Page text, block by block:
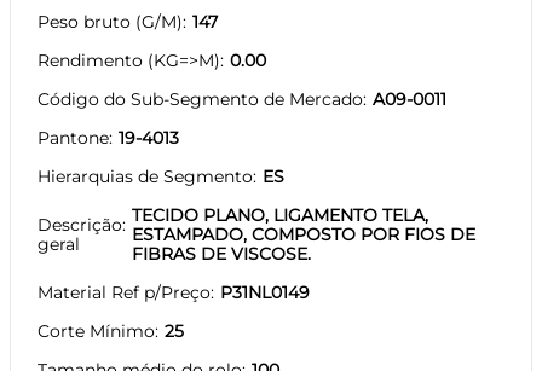
Peso bruto (G/M) 147
Rendimento (KG=>M) 0.00
Código do Sub-Segmento de Mercado A09-0011
Pantone 19-4013
Hierarquias de Segmento ES
Descrição
geral
TECIDO PLANO, LIGAMENTO TELA,
ESTAMPADO, COMPOSTO POR FIOS DE
FIBRAS DE VISCOSE.
Material Ref p/Preço P31NL0149
Corte Mínimo 25